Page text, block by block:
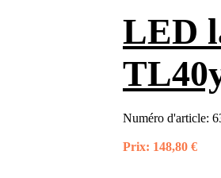
LED
Numéro d'article:
Prix: 148,80 €